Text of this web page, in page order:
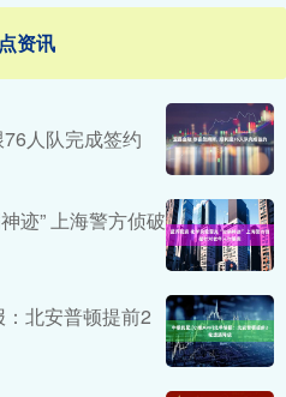
资讯
人队完成签约
迹” 上海警方侦破
北安普顿提前2